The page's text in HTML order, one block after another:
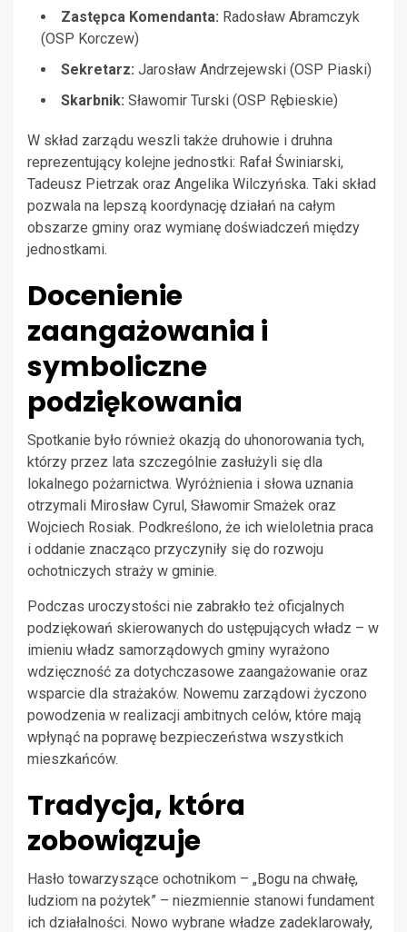
Zastępca Komendanta: Radosław Abramczyk
(OSP Korczew)
Sekretarz: Jarosław Andrzejewski (OSP Piaski)
Skarbnik: Sławomir Turski (OSP Rębieskie)
W skład zarządu weszli także druhowie i druhna
reprezentujący kolejne jednostki: Rafał Świniarski,
Tadeusz Pietrzak oraz Angelika Wilczyńska. Taki skład
pozwala na lepszą koordynację działań na całym
obszarze gminy oraz wymianę doświadczeń między
jednostkami.
Docenienie
zaangażowania i
symboliczne
podziękowania
Spotkanie było również okazją do uhonorowania tych,
którzy przez lata szczególnie zasłużyli się dla
lokalnego pożarnictwa. Wyróżnienia i słowa uznania
otrzymali Mirosław Cyrul, Sławomir Smażek oraz
Wojciech Rosiak. Podkreślono, że ich wieloletnia praca
i oddanie znacząco przyczyniły się do rozwoju
ochotniczych straży w gminie.
Podczas uroczystości nie zabrakło też oficjalnych
podziękowań skierowanych do ustępujących władz – w
imieniu władz samorządowych gminy wyrażono
wdzięczność za dotychczasowe zaangażowanie oraz
wsparcie dla strażaków. Nowemu zarządowi życzono
powodzenia w realizacji ambitnych celów, które mają
wpłynąć na poprawę bezpieczeństwa wszystkich
mieszkańców.
Tradycja, która
zobowiązuje
Hasło towarzyszące ochotnikom – „Bogu na chwałę,
ludziom na pożytek” – niezmiennie stanowi fundament
ich działalności. Nowo wybrane władze zadeklarowały,